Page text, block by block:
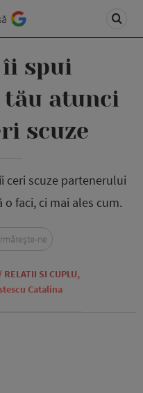
îi spui
atunci
scuze
ceri scuze partenerului
faci, ci mai ales cum.
/ RELATII SI CUPLU,
Catalina
ne